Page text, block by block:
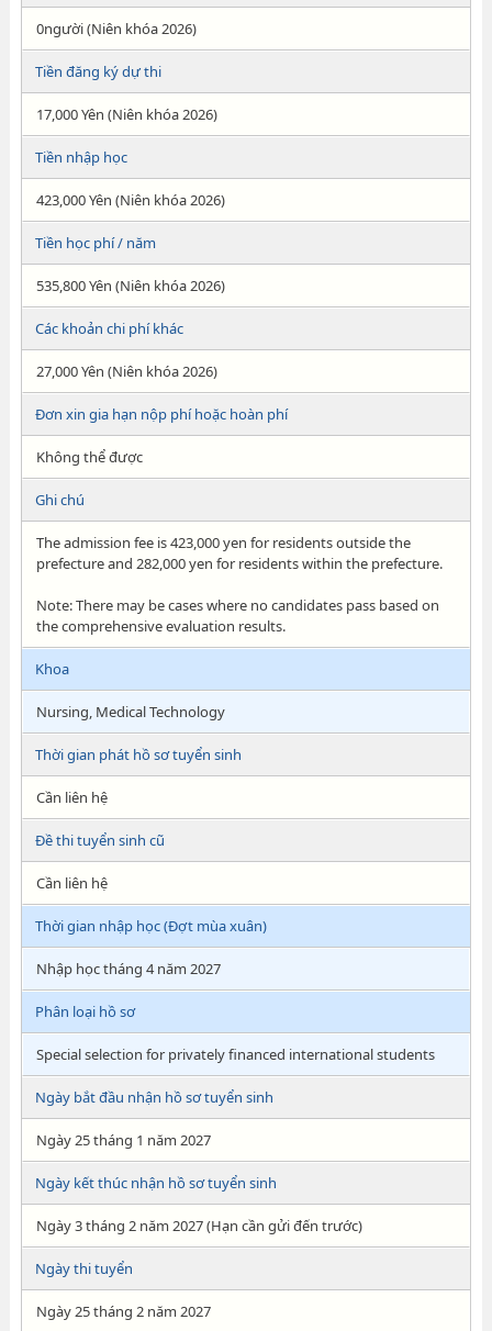
0người (Niên khóa 2026)
Tiền đăng ký dự thi
17,000 Yên (Niên khóa 2026)
Tiền nhập học
423,000 Yên (Niên khóa 2026)
Tiền học phí / năm
535,800 Yên (Niên khóa 2026)
Các khoản chi phí khác
27,000 Yên (Niên khóa 2026)
Đơn xin gia hạn nộp phí hoặc hoàn phí
Không thể được
Ghi chú
The admission fee is 423,000 yen for residents outside the
prefecture and 282,000 yen for residents within the prefecture.
Note: There may be cases where no candidates pass based on
the comprehensive evaluation results.
Khoa
Nursing, Medical Technology
Thời gian phát hồ sơ tuyển sinh
Cần liên hệ
Đề thi tuyển sinh cũ
Cần liên hệ
Thời gian nhập học (Đợt mùa xuân)
Nhập học tháng 4 năm 2027
Phân loại hồ sơ
Special selection for privately financed international students
Ngày bắt đầu nhận hồ sơ tuyển sinh
Ngày 25 tháng 1 năm 2027
Ngày kết thúc nhận hồ sơ tuyển sinh
Ngày 3 tháng 2 năm 2027 (Hạn cần gửi đến trước)
Ngày thi tuyển
Ngày 25 tháng 2 năm 2027